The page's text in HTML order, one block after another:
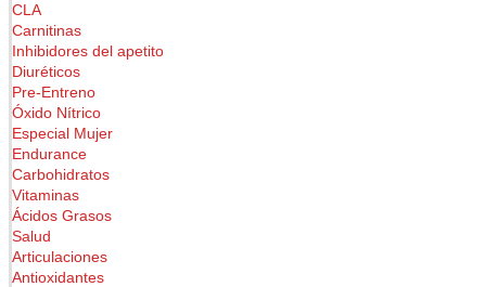
CLA
Carnitinas
Inhibidores del apetito
Diuréticos
Pre-Entreno
Óxido Nítrico
Especial Mujer
Endurance
Carbohidratos
Vitaminas
Ácidos Grasos
Salud
Articulaciones
Antioxidantes